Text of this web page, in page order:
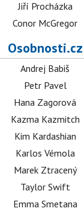
Jiří Procházka
Conor McGregor
Osobnosti.cz
Andrej Babiš
Petr Pavel
Hana Zagorová
Kazma Kazmitch
Kim Kardashian
Karlos Vémola
Marek Ztracený
Taylor Swift
Emma Smetana